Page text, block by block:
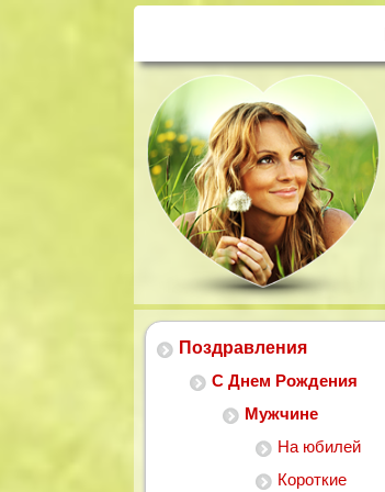
Поздравления
С Днем Рождения
Мужчине
На юбилей
Короткие